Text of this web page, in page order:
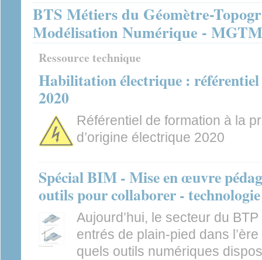
BTS Métiers du Géomètre-
Modélisation Numérique -
Ressource technique
Habilitation électrique :
2020
Référentiel de formation à la
d’origine électrique 2020
Spécial BIM - Mise en œuvre
outils pour collaborer - technologie
Aujourd’hui, le secteur du
entrés de plain-pied dans
quels outils numériques